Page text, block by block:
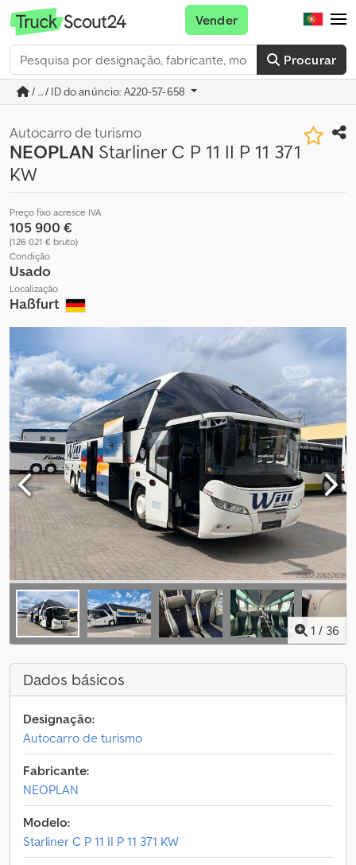
Procurar
Vender
/ ... / ID do anúncio: A220-57-658
Autocarro de turismo
NEOPLAN Starliner C P 11 II P 11 371
KW
Preço fixo acresce IVA
105 900 €
(126 021 € bruto)
Condição
Usado
Localização
Haßfurt
1 / 36
Dados básicos
Designação:
Autocarro de turismo
Fabricante:
NEOPLAN
Modelo:
Starliner C P 11 II P 11 371 KW